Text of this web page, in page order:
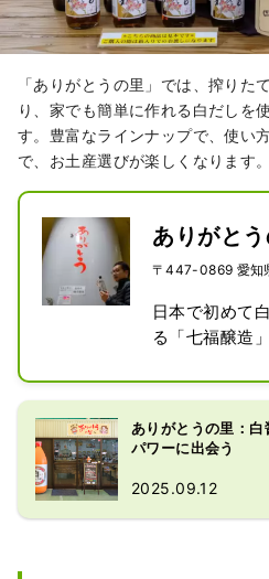
「ありがとうの里」では、搾りた
り、家でも簡単に作れる白だしを
す。豊富なラインナップで、使い
で、お土産選びが楽しくなります。
ありがと
〒447-0869 愛知
日本で初めて
る「七福醸造
くりを追求し
めて「仕込み
かれています。
ありがとうの里：
パワーに出会う
2025.09.12